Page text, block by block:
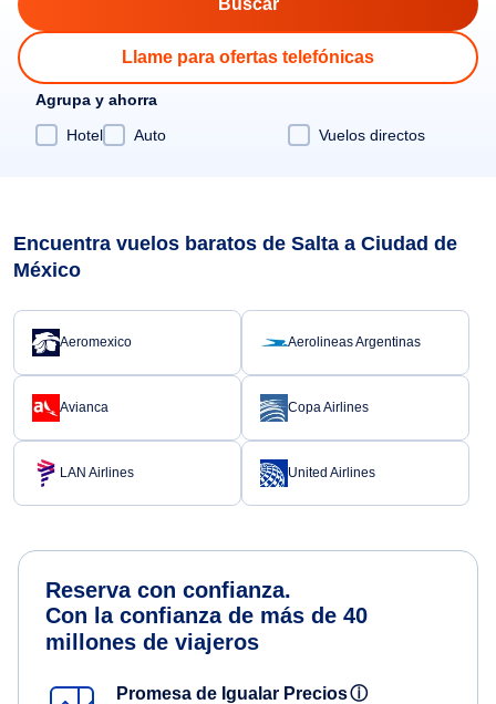
Llame para ofertas telefónicas
Agrupa y ahorra
Hotel
Auto Vuelos directos
Encuentra vuelos baratos de Salta a Ciudad de
México
Aeromexico Aerolineas Argentinas
Avianca Copa Airlines
LAN Airlines United Airlines
Reserva con confianza.
Con la confianza de más de 40
millones de viajeros
Promesa de Igualar Preciosⓘ